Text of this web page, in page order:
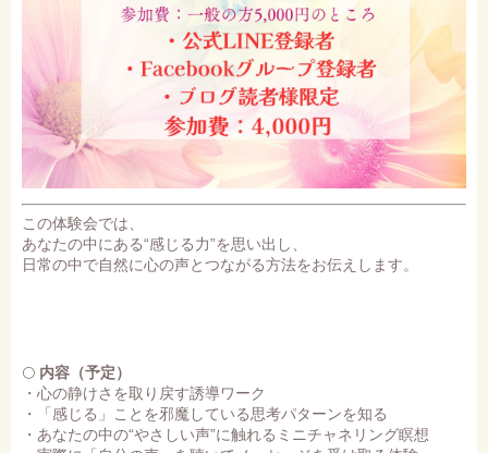
この体験会では、
あなたの中にある“感じる力”を思い出し、
日常の中で自然に心の声とつながる方法をお伝えします。
🌕 内容（予定）
・心の静けさを取り戻す誘導ワーク
・「感じる」ことを邪魔している思考パターンを知る
・あなたの中の“やさしい声”に触れるミニチャネリング瞑想